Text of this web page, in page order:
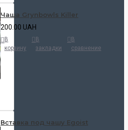
Чаша Grynbowls Killer
200.00 UAH
В
корзину
В
закладки
В
сравнение
Вставка под чашу Egoist